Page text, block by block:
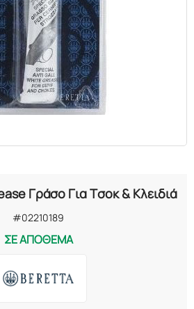
Γράσο Για Τσοκ & Κλειδιά
#02210189
ΣΕ ΑΠΟΘΕΜΑ